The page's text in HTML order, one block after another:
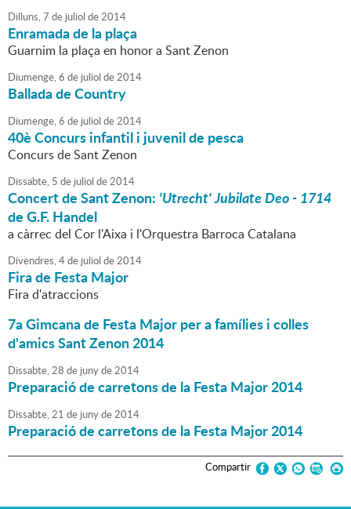
Dilluns,7 de juliol de2014
Enramada de la plaça
Guarnim la plaça en honor a Sant Zenon
Diumenge,6 de juliol de2014
Ballada de Country
Diumenge,6 de juliol de2014
40è Concurs infantil i juvenil de pesca
Concurs de Sant Zenon
Dissabte, 5 de juliol de2014
Concert de Sant Zenon: 'Utrecht' Jubilate Deo - 1714
de G.F. Handel
a càrrec del Cor l'Aixa i l'Orquestra Barroca Catalana
Divendres,4de juliol de2014
Fira de Festa Major
Fira d'atraccions
7a Gimcana de Festa Major per a famílies i colles
d'amics Sant Zenon 2014
Dissabte,28 de junyde2014
Preparació de carretons de la Festa Major 2014
Dissabte,21 de junyde2014
Preparació de carretons de la Festa Major 2014
Compartir